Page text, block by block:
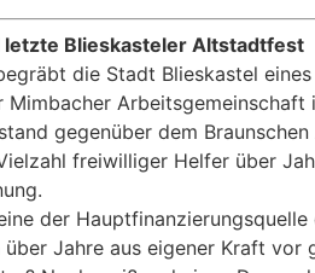
letzte Blieskasteler Altstadtfest
die Stadt Blieskastel
gegenüber dem
freiwilliger Helfer über
der
Jahre aus eigener Kraft